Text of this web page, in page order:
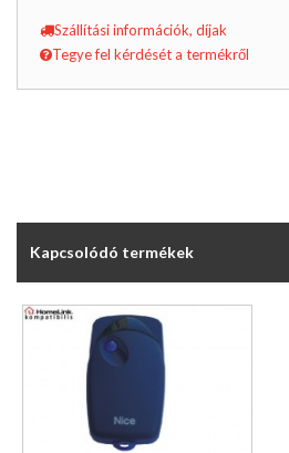
Szállítási információk, díjak
Tegye fel kérdését a termékről
Kapcsolódó termékek